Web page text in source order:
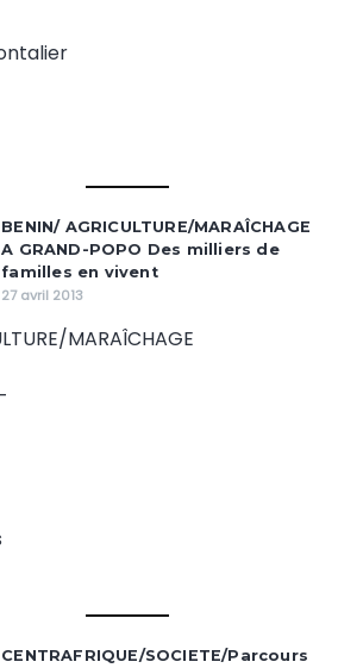
BENIN/ AGRICULTURE/MARAÎCHAGE
A GRAND-POPO Des milliers de
familles en vivent
27 avril 2013
CENTRAFRIQUE/SOCIETE/Parcours